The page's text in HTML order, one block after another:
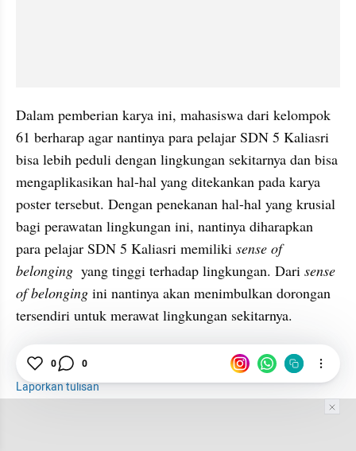
Dalam pemberian karya ini, mahasiswa dari kelompok
61 berharap agar nantinya para pelajar SDN 5 Kaliasri
bisa lebih peduli dengan lingkungan sekitarnya dan bisa
mengaplikasikan hal-hal yang ditekankan pada karya
poster tersebut. Dengan penekanan hal-hal yang krusial
bagi perawatan lingkungan ini, nantinya diharapkan
para pelajar SDN 5 Kaliasri memiliki sense of
belonging yang tinggi terhadap lingkungan. Dari sense
of belonging ini nantinya akan menimbulkan dorongan
tersendiri untuk merawat lingkungan sekitarnya.
KKN
Laporkan tulisan
0 0